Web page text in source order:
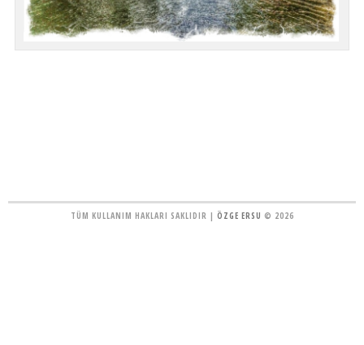
TÜM KULLANIM HAKLARI SAKLIDIR | ÖZGE ERSU © 2026